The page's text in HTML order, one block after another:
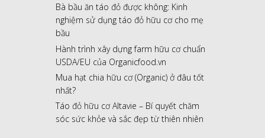
Bà bầu ăn táo đỏ được không: Kinh
nghiệm sử dụng táo đỏ hữu cơ cho mẹ
bầu
Hành trình xây dựng farm hữu cơ chuẩn
USDA/EU của Organicfood.vn
Mua hạt chia hữu cơ (Organic) ở đâu tốt
nhất?
Táo đỏ hữu cơ Altavie – Bí quyết chăm
sóc sức khỏe và sắc đẹp từ thiên nhiên